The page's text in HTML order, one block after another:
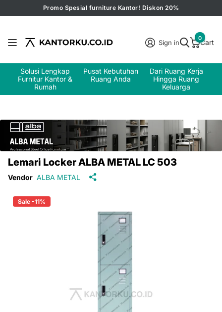
Promo Spesial furniture Kantor! Diskon 20%
Sign in Cart
0
Solusi Lengkap
Furnitur Kantor &
Rumah
Pusat Kebutuhan
Ruang Anda
Dari Ruang Kerja
Hingga Ruang
Keluarga
Lemari Locker ALBA METAL LC 503
Vendor ALBA METAL
Sale -11%